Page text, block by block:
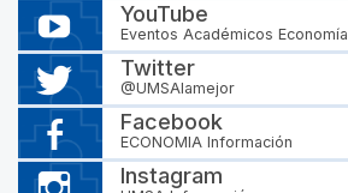
YouTube
Eventos Académicos Economía
Twitter
@UMSAlamejor
Facebook
ECONOMIA Información
Instagram